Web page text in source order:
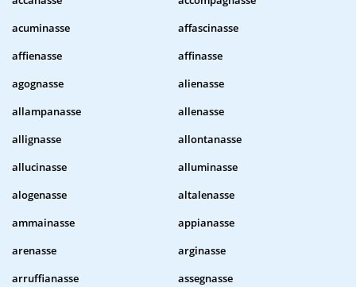
acuminasse
affascinasse
affienasse
affinasse
agognasse
alienasse
allampanasse
allenasse
allignasse
allontanasse
allucinasse
alluminasse
alogenasse
altalenasse
ammainasse
appianasse
arenasse
arginasse
arruffianasse
assegnasse